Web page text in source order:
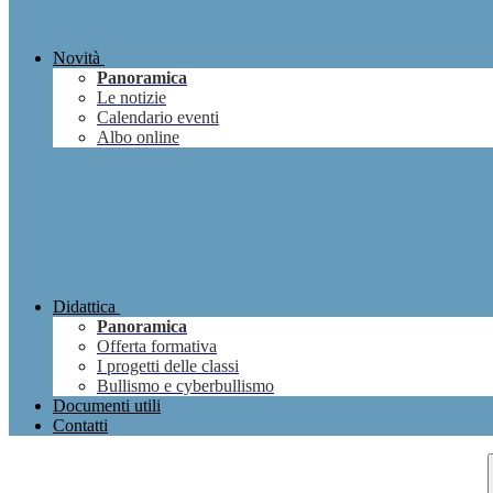
Novità
Panoramica
Le notizie
Calendario eventi
Albo online
Didattica
Panoramica
Offerta formativa
I progetti delle classi
Bullismo e cyberbullismo
Documenti utili
Contatti